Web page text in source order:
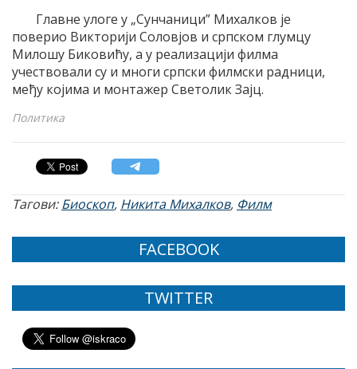
Главне улоге у „Сунчаници” Михалков је
поверио Викторији Соловјов и српском глумцу
Милошу Биковићу, а у реализацији филма
учествовали су и многи српски филмски радници,
међу којима и монтажер Светолик Зајц.
Политика
Тагови:Биоскоп, Никита Михалков, Филм
FACEBOOK
TWITTER